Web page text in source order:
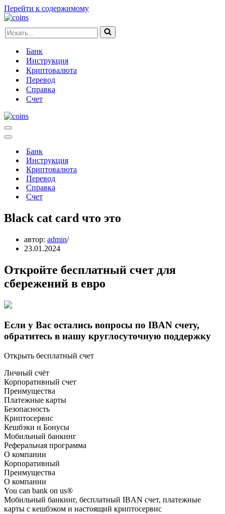
Перейти к содержимому
Искать...
Банк
Инструкция
Криптовалюта
Перевод
Справка
Счет
Меню
навигации
Меню
навигацииБанк
Инструкция
Криптовалюта
Перевод
Справка
Счет
Black cat card что это
автор: admin
23.01.2024
Откройте бесплатный счет для
сбережений в евро
Если у Вас остались вопросы по IBAN счету,
обратитесь в нашу круглосуточную поддержку
Открыть бесплатный счет
Личный счёт
Корпоративный счет
Преимущества
Платежные карты
Безопасность
Криптосервис
Кешбэки и Бонусы
Мобильный банкинг
Реферальная программа
О компании
Корпоративный
Преимущества
О компании
You can bank on us®
Мобильный банкинг, бесплатный IBAN счет, платежные
карты с кешбэком и настоящий криптосервис